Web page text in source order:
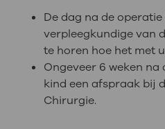
De dag na de operatie
verpleegkundige van
te horen hoe het met
Ongeveer 6 weken
kind een afspraak bij
Chirurgie.